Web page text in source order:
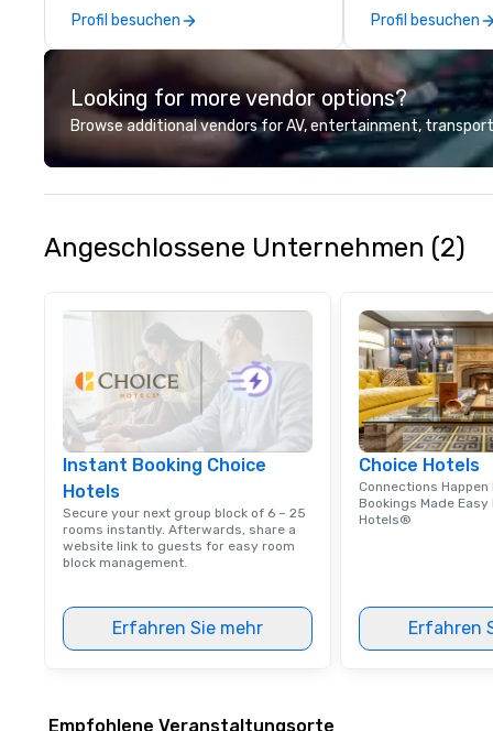
Profil besuchen
clients are
professional
the importance
transportation
our experienced
providing top
individual
our luxury
Profil besuchen
Looking for more vendor options?
Browse additional vendors for AV, entertainment,
Angeschlossene Unternehmen (2)
Instant Booking Choice
Hotels
Secure your next group block of 6 – 25
rooms instantly. Afterwards, share a
website link to guests for easy room
block management.
Erfahren Sie mehr
Choice Hotels
Connections Happen
Bookings Made Easy
Hotels®
Erfahren
Empfohlene Veranstaltungsorte